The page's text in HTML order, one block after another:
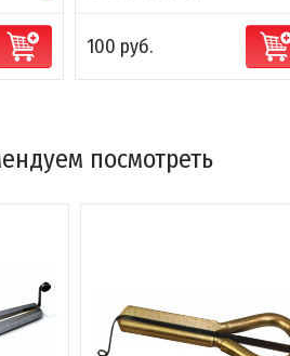
100 руб.
посмотреть